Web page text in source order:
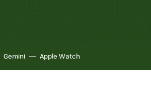
Gemini Apple Watch